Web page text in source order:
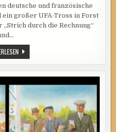
90
JAHREN
deutsche und französische
ein großer UFA-Tross in Forst
durch die Rechnung“
VOR
90
JAHREN